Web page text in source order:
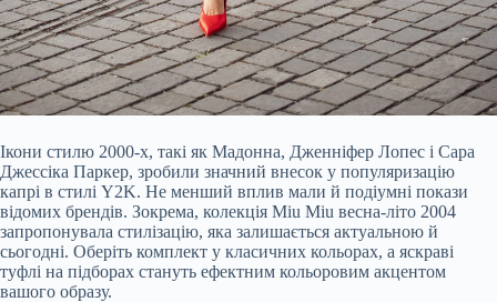
Ікони стилю 2000-х, такі як Мадонна, Дженніфер Лопес і Сара
Джессіка Паркер, зробили значний внесок у популяризацію
капрі в стилі Y2K. Не менший вплив мали й подіумні покази
відомих брендів. Зокрема, колекція Miu Miu весна-літо 2004
запропонувала стилізацію, яка залишається актуальною й
сьогодні. Оберіть комплект у класичних кольорах, а яскраві
туфлі на підборах стануть ефектним кольоровим акцентом
вашого образу.